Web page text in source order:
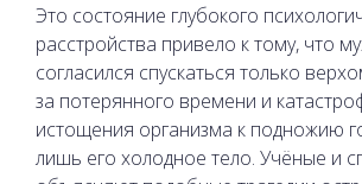
Это состояние глубокого
расстройства привело к тому, что
согласился спускаться только
за потерянного времени и
истощения организма к подножию
лишь его холодное тело. Учёные и